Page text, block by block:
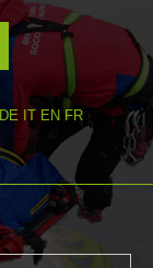
DE IT EN FR